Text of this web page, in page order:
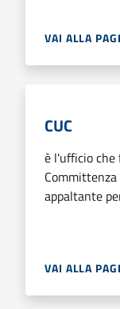
VAI ALLA
CUC
è l'ufficio che
appaltante
VAI ALLA